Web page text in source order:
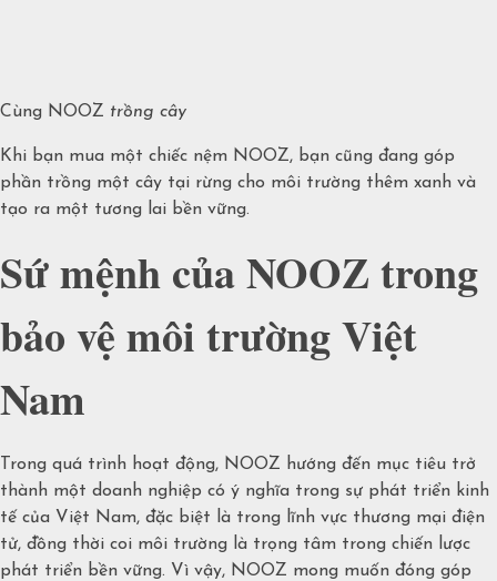
Cùng NOOZ trồng cây
Khi bạn mua một chiếc nệm NOOZ, bạn cũng đang góp
phần trồng một cây tại rừng cho môi trường thêm xanh và
tạo ra một tương lai bền vững.
Sứ mệnh của NOOZ trong
bảo vệ môi trường Việt
Nam
Trong quá trình hoạt động, NOOZ hướng đến mục tiêu trở
thành một doanh nghiệp có ý nghĩa trong sự phát triển kinh
tế của Việt Nam, đặc biệt là trong lĩnh vực thương mại điện
tử, đồng thời coi môi trường là trọng tâm trong chiến lược
phát triển bền vững. Vì vậy, NOOZ mong muốn đóng góp